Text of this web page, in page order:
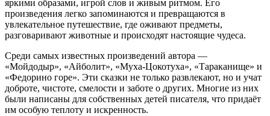
яркими образами, игрой слов и живым ритмом. Его
произведения легко запоминаются и превращаются в
увлекательное путешествие, где оживают предметы,
разговаривают животные и происходят настоящие чудеса.
Среди самых известных произведений автора —
«Мойдодыр», «Айболит», «Муха-Цокотуха», «Тараканище» и
«Федорино горе». Эти сказки не только развлекают, но и учат
доброте, чистоте, смелости и заботе о других. Многие из них
были написаны для собственных детей писателя, что придаёт
им особую теплоту и искренность.